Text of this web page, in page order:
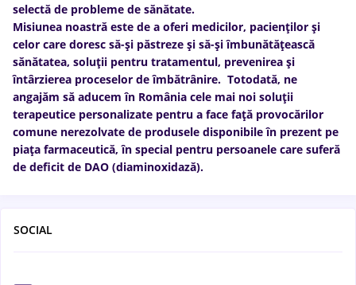
selectă de probleme de sănătate.
Misiunea noastră este de a oferi medicilor, pacienților și
celor care doresc să-și păstreze și să-și îmbunătățească
sănătatea, soluții pentru tratamentul, prevenirea și
întârzierea proceselor de îmbătrânire. Totodată, ne
angajăm să aducem în România cele mai noi soluții
terapeutice personalizate pentru a face față provocărilor
comune nerezolvate de produsele disponibile în prezent pe
piața farmaceutică, în special pentru persoanele care suferă
de deficit de DAO (diaminoxidază).
SOCIAL